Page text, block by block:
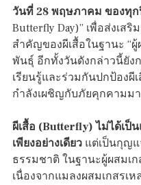
วันที่ 28 พฤษภาคม ของทุก
Butterfly Day)” เพื่อส่งเส
สำคัญของผีเสื้อในฐานะ “
พันธุ์ อีกทั้งวันดังกล่าวนี้ยั
เรียนรู้และร่วมกันปกป้องผี
กำลังเผชิญกับภัยคุกคามม
ผีเสื้อ (Butterfly) ไม่ได้เ
เพียงอย่างเดียว แต่เป็นกุญ
ธรรมชาติ ในฐานะผู้ผสมเ
เนื่องจากแมลงผสมเกสรเ